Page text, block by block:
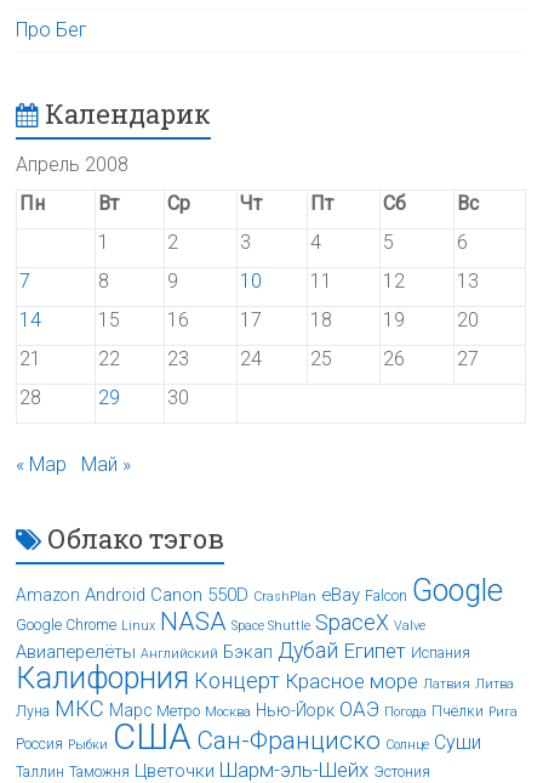
Про Бег
Календарик
Апрель 2008
Пн
Вт Ср Чт Пт Сб
Вс
1
2 3 4 5
6
7
8 9 10 11 12
13
14
15 16 17 18 19
20
21
22 23 24 25 26
27
28
29 30
« Мар Май »
Облако тэгов
Amazon Android Canon 550D CrashPlan eBay Falcon Google
Google Chrome Linux NASA Space Shuttle SpaceX Valve
Авиаперелёты Английский Бэкап Дубай Египет Испания
Калифорния Концерт Красное море Латвия Литва
Луна МКС Марс Метро Москва Нью-Йорк ОАЭ Погода Пчёлки Рига
Россия Рыбки США Сан-Франциско Солнце Суши
Таллин Таможня Цветочки Шарм-эль-Шейх Эстония